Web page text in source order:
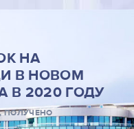
НА
В НОВОМ
В 2020 ГОДУ
ПОЛУЧЕНО